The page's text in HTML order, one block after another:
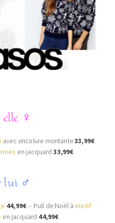
♀
avec encolure montante33,99€
en jacquard33,99€
lui ♂
44,99€– Pull de Noël àmotif
en jacquard 44,99€